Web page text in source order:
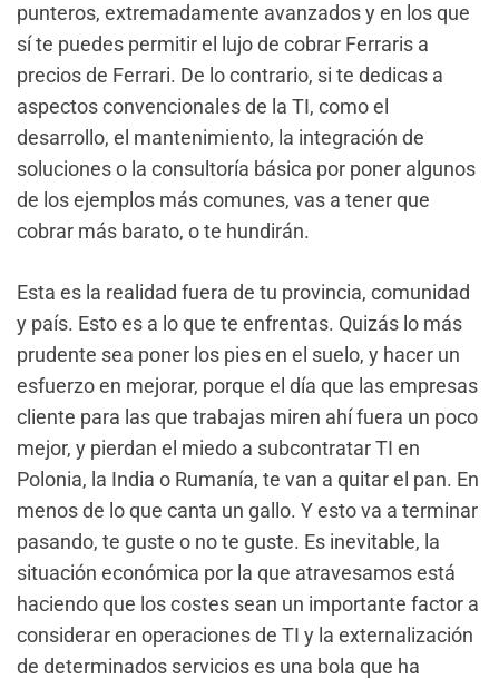
punteros, extremadamente avanzados y en los que
sí te puedes permitir el lujo de cobrar Ferraris a
precios de Ferrari. De lo contrario, si te dedicas a
aspectos convencionales de la TI, como el
desarrollo, el mantenimiento, la integración de
soluciones o la consultoría básica por poner algunos
de los ejemplos más comunes, vas a tener que
cobrar más barato, o te hundirán.
Esta es la realidad fuera de tu provincia, comunidad
y país. Esto es a lo que te enfrentas. Quizás lo más
prudente sea poner los pies en el suelo, y hacer un
esfuerzo en mejorar, porque el día que las empresas
cliente para las que trabajas miren ahí fuera un poco
mejor, y pierdan el miedo a subcontratar TI en
Polonia, la India o Rumanía, te van a quitar el pan. En
menos de lo que canta un gallo. Y esto va a terminar
pasando, te guste o no te guste. Es inevitable, la
situación económica por la que atravesamos está
haciendo que los costes sean un importante factor a
considerar en operaciones de TI y la externalización
de determinados servicios es una bola que ha